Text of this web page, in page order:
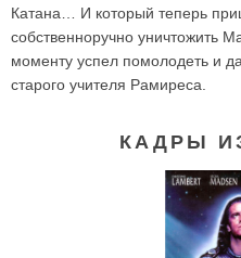
Катана… И который теперь
собственноручно уничтожить
моменту успел помолодеть и
старого учителя Рамиреса.
КАДРЫ